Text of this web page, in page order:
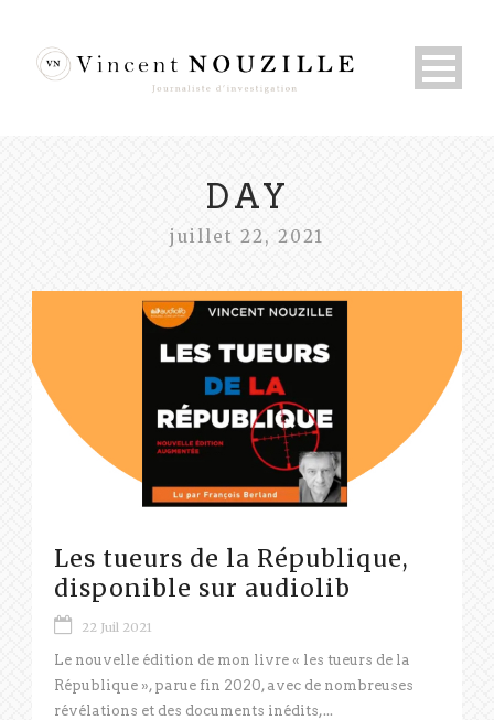
DAY
juillet 22, 2021
Les tueurs de la République,
disponible sur audiolib
22 Juil 2021
Le nouvelle édition de mon livre « les tueurs de la
République », parue fin 2020, avec de nombreuses
révélations et des documents inédits,...